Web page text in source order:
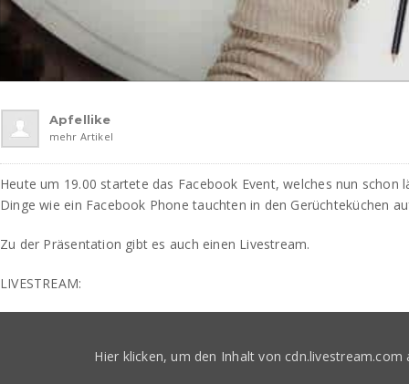
Apfellike
mehr Artikel
Heute um 19.00 startete das Facebook Event, welches nun schon
Dinge wie ein Facebook Phone tauchten in den Gerüchteküchen
Zu der Präsentation gibt es auch einen Livestream.
LIVESTREAM:
Hier klicken, um den Inhalt von cdn.livestream.com